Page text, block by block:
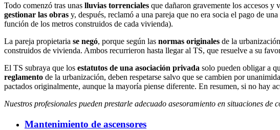
Todo comenzó tras unas lluvias torrenciales que dañaron gravemente los accesos
gestionar las obras y, después, reclamó a una pareja que no era socia el pago de
función de los metros construidos de cada vivienda).
La pareja propietaria se negó, porque según las normas originales de la
construidos de vivienda. Ambos recurrieron hasta llegar al TS, que resuelve a su
El TS subraya que los estatutos de una asociación privada solo pueden obligar a
reglamento de la urbanización, deben respetarse salvo que se cambien por
pactados originalmente, aunque la mayoría piense diferente. En resumen, si no hay
Nuestros profesionales pueden prestarle adecuado asesoramiento en situaciones
Mantenimiento de ascensores